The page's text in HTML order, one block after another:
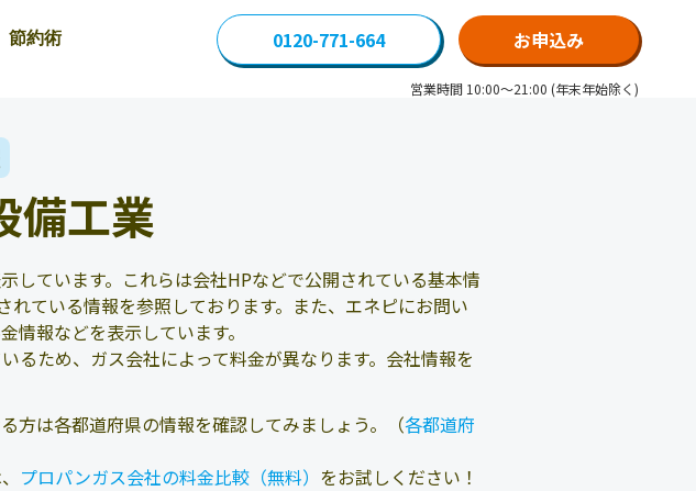
節約術 0120-771-664 お申込み
営業時間 10:00～21:00 (年末年始除く)
備工業
しています。これらは会社HPなどで公開されている基本情
れている情報を参照しております。また、エネピにお問い
情報などを表示しています。
るため、ガス会社によって料金が異なります。会社情報を
方は各都道府県の情報を確認してみましょう。（各都道府
プロパンガス会社の料金比較（無料） をお試しください！